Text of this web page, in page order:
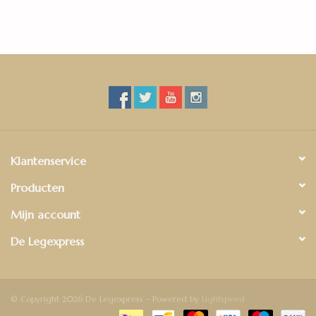
Klantenservice
Producten
Mijn account
De Legexpress
© Copyright 2026 De Legexpress - Powered by Lightspeed